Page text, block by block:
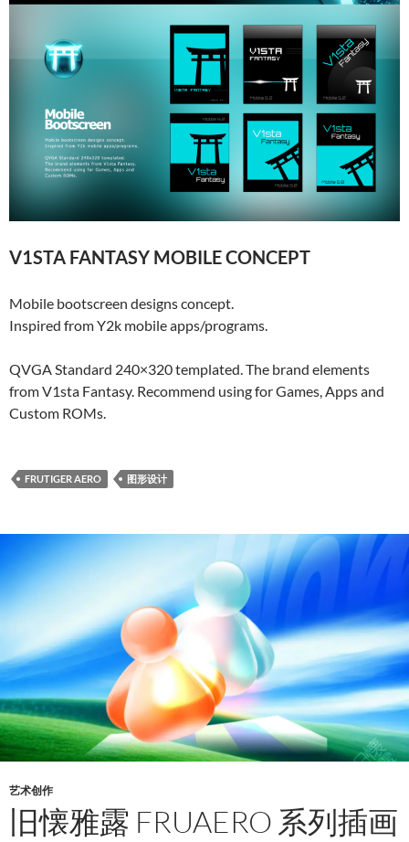
V1STA FANTASY MOBILE CONCEPT
Mobile bootscreen designs concept.
Inspired from Y2k mobile apps/programs.
QVGA Standard 240×320 templated. The brand elements
from V1sta Fantasy. Recommend using for Games, Apps and
Custom ROMs.
FRUTIGER AERO 图形设计
艺术创作
旧懐雅露 FRUAERO 系列插画